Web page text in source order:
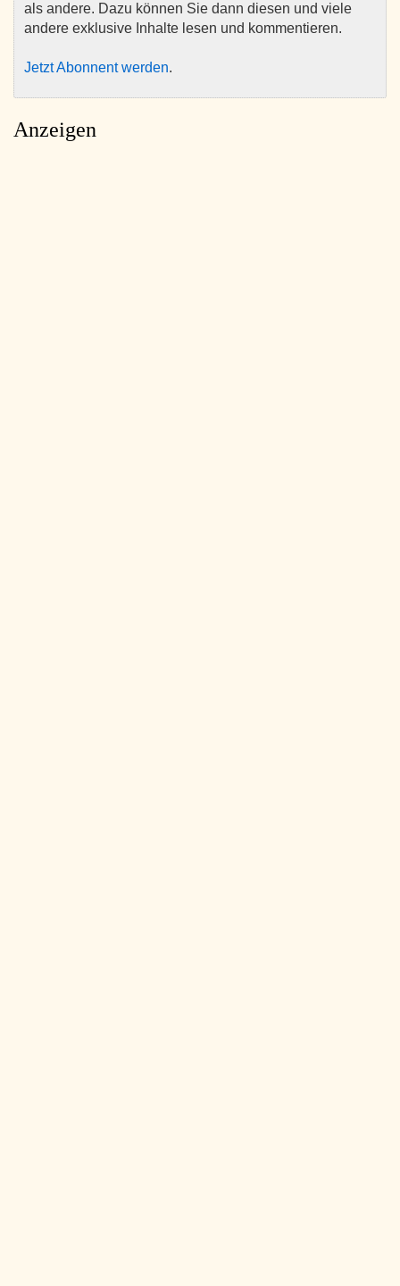
als andere. Dazu können Sie dann diesen und viele
andere exklusive Inhalte lesen und kommentieren.
Jetzt Abonnent werden.
Anzeigen